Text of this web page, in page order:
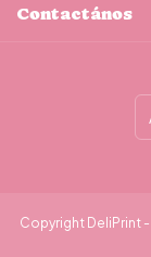
Contactános
Copyright DeliPrint